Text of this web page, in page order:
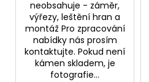
neobsahuje - záměr,
výřezy, leštění hran a
montáž Pro zpracování
nabídky nás prosím
kontaktujte. Pokud není
kámen skladem, je
fotografie...